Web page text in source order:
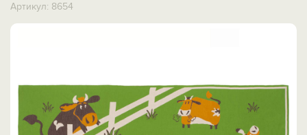
Артикул: 8654